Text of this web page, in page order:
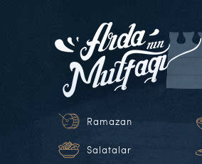
Ramazan
Salatalar